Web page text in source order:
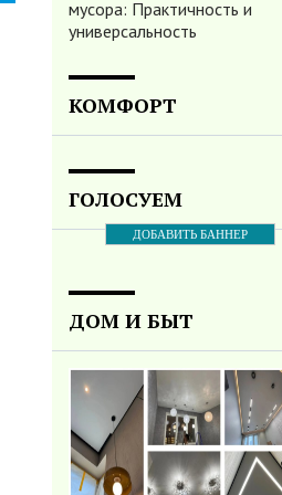
мусора: Практичность и
универсальность
КОМФОРТ
ГОЛОСУЕМ
ДОБАВИТЬ БАННЕР
ДОМ И БЫТ